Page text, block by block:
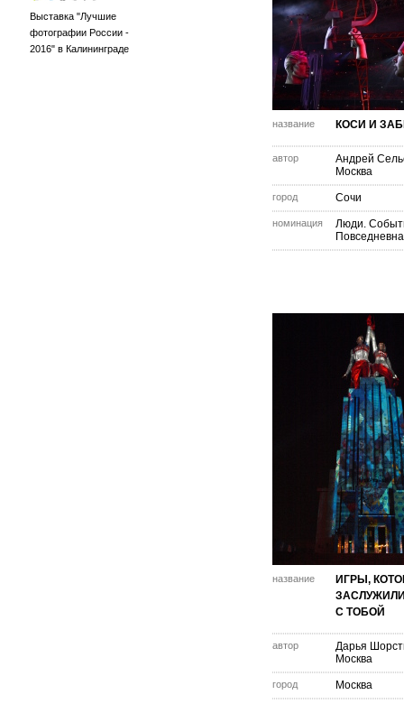
Выставка "Лучшие
фотографии России -
2016" в Калининграде
название КОСИ И
автор
Андрей
Москва
город Сочи
номинация
Люди.
название
ИГРЫ,
С ТОБОЙ
автор
Дарья
Москва
город Москва